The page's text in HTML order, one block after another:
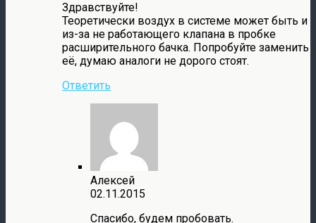
Здравствуйте!
Теоретически воздух в системе может быть и
из-за не работающего клапана в пробке
расширительного бачка. Попробуйте заменить
её, думаю аналоги не дорого стоят.
Ответить
Алексей
02.11.2015
Спасибо, будем пробовать.